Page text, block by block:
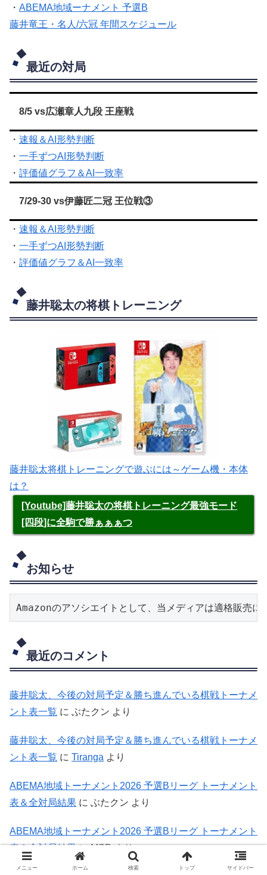
・ ABEMA地域ーナメント 予選B
藤井竜王・名人/六冠 年間スケジュール
最近の対局
8/5 vs広瀬章人九段 王座戦
・ 速報＆AI形勢判断
・ 一手ずつAI形勢判断
・ 評価値グラフ＆AI一致率
7/29-30 vs伊藤匠二冠 王位戦③
・ 速報＆AI形勢判断
・ 一手ずつAI形勢判断
・ 評価値グラフ＆AI一致率
藤井聡太の将棋トレーニング
藤井聡太将棋トレーニングで遊ぶには～ゲーム機・本体
は？
[Youtube]藤井聡太の将棋トレーニング最強モード
[四段]に全駒で勝ぁぁぁつ
お知らせ
Amazonのアソシエイトとして、当メディアは適格販売に
最近のコメント
藤井聡太、今後の対局予定＆勝ち進んでいる棋戦トーナメ
ント表一覧 に ぶたクン より
藤井聡太、今後の対局予定＆勝ち進んでいる棋戦トーナメ
ント表一覧 に Tiranga より
ABEMA地域トーナメント2026 予選Bリーグ トーナメント
表＆全対局結果 に ぶたクン より
ABEMA地域トーナメント2026 予選Bリーグ トーナメント
表＆全対局結果にMSDより
メニュー ホーム 検索 トップ サイドバー